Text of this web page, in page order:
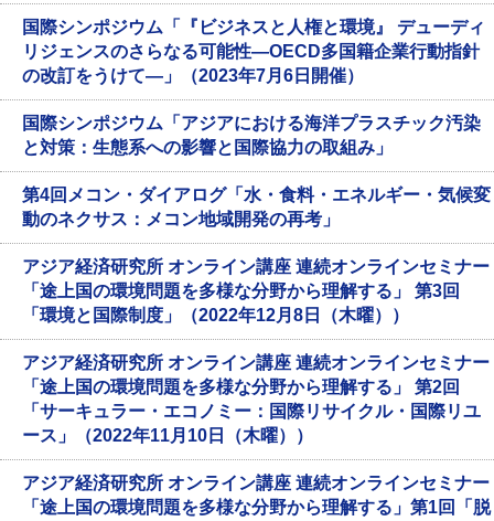
国際シンポジウム「『ビジネスと人権と環境』 デューディ
リジェンスのさらなる可能性―OECD多国籍企業行動指針
の改訂をうけて―」（2023年7月6日開催）
国際シンポジウム「アジアにおける海洋プラスチック汚染
と対策：生態系への影響と国際協力の取組み」
第4回メコン・ダイアログ「水・食料・エネルギー・気候変
動のネクサス：メコン地域開発の再考」
アジア経済研究所 オンライン講座 連続オンラインセミナー
「途上国の環境問題を多様な分野から理解する」 第3回
「環境と国際制度」（2022年12月8日（木曜））
アジア経済研究所 オンライン講座 連続オンラインセミナー
「途上国の環境問題を多様な分野から理解する」 第2回
「サーキュラー・エコノミー：国際リサイクル・国際リユ
ース」（2022年11月10日（木曜））
アジア経済研究所 オンライン講座 連続オンラインセミナー
「途上国の環境問題を多様な分野から理解する」第1回「脱